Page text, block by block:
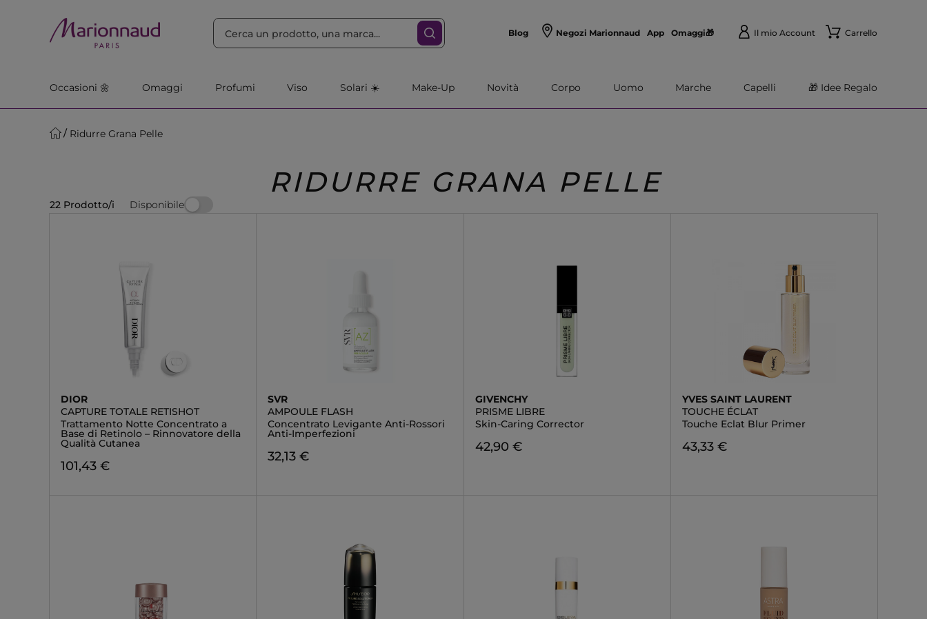
Blog Negozi Marionnaud App Omaggi🎁 Il mio Account Carrello
Occasioni 🌼 Omaggi Profumi Viso Solari ☀️ Make-Up Novità Corpo Uomo Marche Capelli 🎁 Idee Regalo
Ridurre Grana Pelle
RIDURRE GRANA PELLE
22 Prodotto/i Disponibile
DIOR
CAPTURE TOTALE RETISHOT
Trattamento Notte Concentrato a
Base di Retinolo – Rinnovatore della
Qualità Cutanea
101,43 €
SVR
AMPOULE FLASH
Concentrato Levigante Anti-Rossori
Anti-Imperfezioni
32,13 €
GIVENCHY
PRISME LIBRE
Skin-Caring Corrector
42,90 €
YVES SAINT LAURENT
TOUCHE ÉCLAT
Touche Eclat Blur Primer
43,33 €